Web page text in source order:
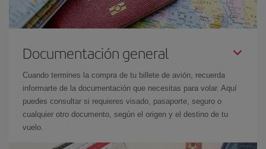
Documentación general
Cuando termines la compra de tu billete de avión, recuerda
informarte de la documentación que necesitas para volar. Aquí
puedes consultar si requieres visado, pasaporte, seguro o
cualquier otro documento, según el origen y el destino de tu
vuelo.